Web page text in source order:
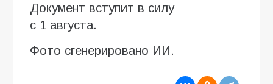
Документ вступит в силу
с 1 августа.
Фото сгенерировано ИИ.